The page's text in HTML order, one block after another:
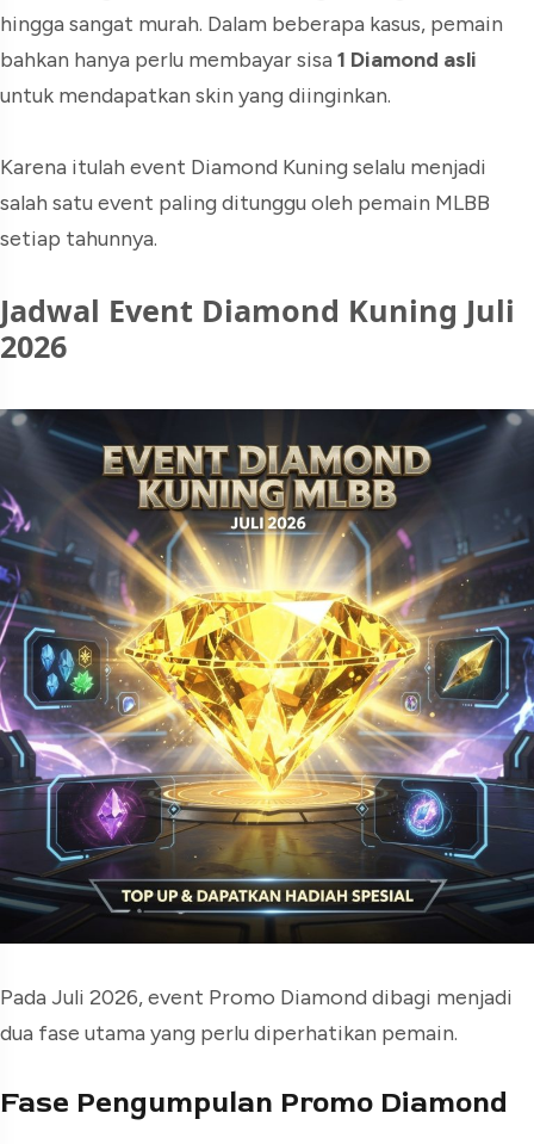
hingga sangat murah. Dalam beberapa kasus, pemain
bahkan hanya perlu membayar sisa 1 Diamond asli
untuk mendapatkan skin yang diinginkan.
Karena itulah event Diamond Kuning selalu menjadi
salah satu event paling ditunggu oleh pemain MLBB
setiap tahunnya.
Jadwal Event Diamond Kuning Juli
2026
Pada Juli 2026, event Promo Diamond dibagi menjadi
dua fase utama yang perlu diperhatikan pemain.
Fase Pengumpulan Promo Diamond